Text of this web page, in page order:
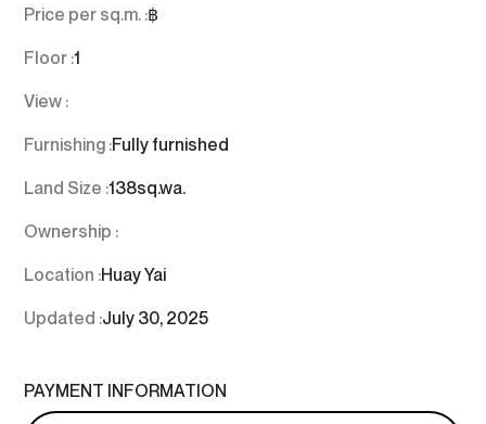
Price per sq.m. :฿
Floor :1
View :
Furnishing :Fully furnished
Land Size :138sq.wa.
Ownership :
Location :Huay Yai
Updated :July 30, 2025
PAYMENT INFORMATION